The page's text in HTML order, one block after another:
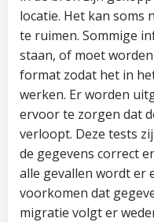
locatie. Het kan soms
te ruimen. Sommige
staan, of moet
format zodat het in
werken. Er worden
ervoor te zorgen dat
verloopt. Deze tests
de gegevens correct
alle gevallen wordt er
voorkomen dat
migratie volgt er